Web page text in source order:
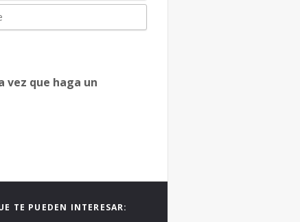
vez que haga un
TE PUEDEN INTERESAR: